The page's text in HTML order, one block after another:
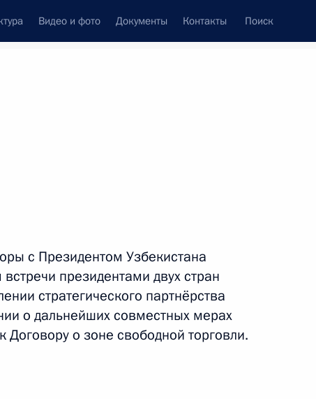
Видео и фото Документы Контакты Поиск
Подписаться на ленту
следующие материалы
узбекистанских
с Президентом Узбекистана
президентами двух стран
стратегического партнёрства
о дальнейших совместных мерах
о зоне свободной торговли.